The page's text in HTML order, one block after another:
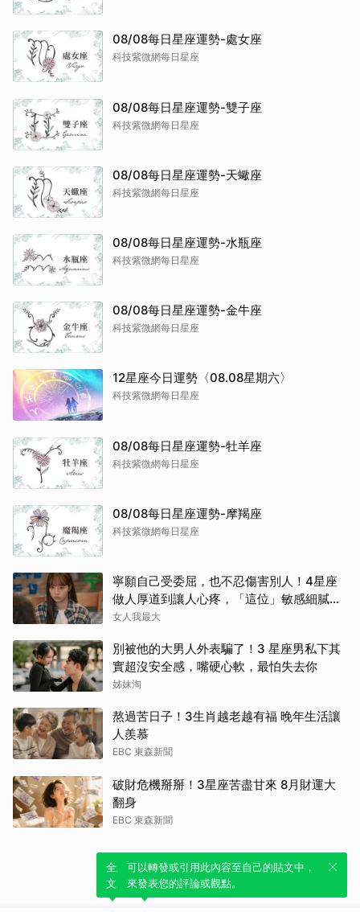
08/08每日星座運勢-處女座
科技紫微網每日星座
08/08每日星座運勢-雙子座
科技紫微網每日星座
08/08每日星座運勢-天蠍座
科技紫微網每日星座
08/08每日星座運勢-水瓶座
科技紫微網每日星座
08/08每日星座運勢-金牛座
科技紫微網每日星座
12星座今日運勢〈08.08星期六〉
科技紫微網每日星座
08/08每日星座運勢-牡羊座
科技紫微網每日星座
08/08每日星座運勢-摩羯座
科技紫微網每日星座
寧願自己受委屈，也不忍傷害別人！4星座
做人厚道到讓人心疼，「這位」敏感細膩搞
得自己不斷內耗
女人我最大
別被他的大男人外表騙了！3 星座男私下其
實超沒安全感，嘴硬心軟，最怕失去你
姊妹淘
熬過苦日子！3生肖越老越有福 晚年生活讓
人羨慕
EBC 東森新聞
破財危機掰掰！3星座苦盡甘來 8月財運大
翻身
EBC 東森新聞
全新體驗！一鍵引用此內容，透過發布貼
文來輕鬆表達個人立場。
可以轉發或引用此內容至自己的貼文中，
來發表您的評論或觀點。